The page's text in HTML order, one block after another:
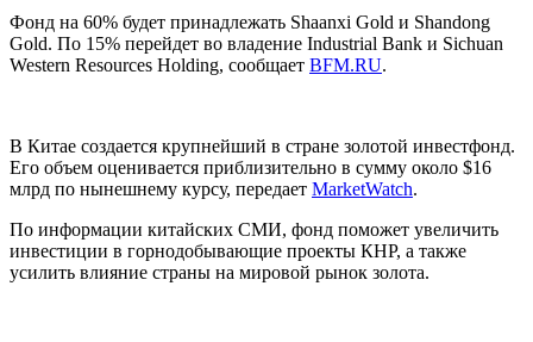
Фонд на 60% будет принадлежать Shaanxi Gold и Shandong
Gold. По 15% перейдет во владение Industrial Bank и Sichuan
Western Resources Holding, сообщает BFM.RU.
В Китае создается крупнейший в стране золотой инвестфонд.
Его объем оценивается приблизительно в сумму около $16
млрд по нынешнему курсу, передает MarketWatch.
По информации китайских СМИ, фонд поможет увеличить
инвестиции в горнодобывающие проекты КНР, а также
усилить влияние страны на мировой рынок золота.